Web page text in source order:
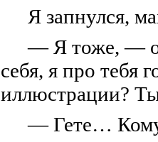
Я запнулся,
— Я тоже, —
себя, я про
иллюстрации?
— Гете… Кому